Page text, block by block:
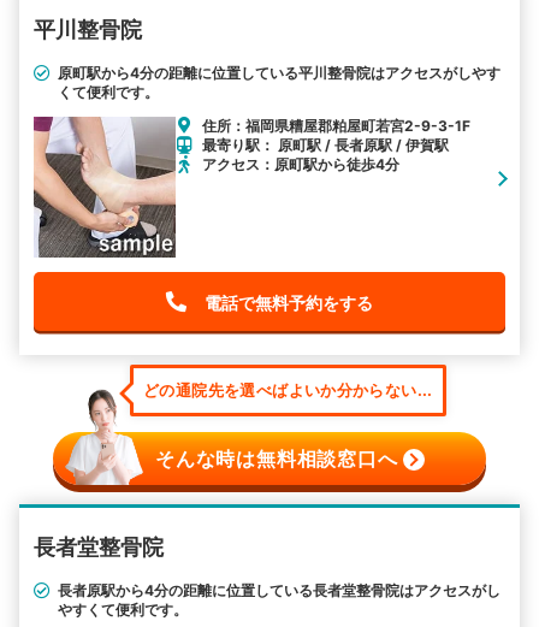
平川整骨院
原町駅から4分の距離に位置している平川整骨院はアクセスがしやす
くて便利です。
住所：福岡県糟屋郡粕屋町若宮2-9-3-1F
最寄り駅： 原町駅 / 長者原駅 / 伊賀駅
アクセス：原町駅から徒歩4分
電話で無料予約をする
どの通院先を選べばよいか分からない...
そんな時は無料相談窓口へ
長者堂整骨院
長者原駅から4分の距離に位置している長者堂整骨院はアクセスがし
やすくて便利です。